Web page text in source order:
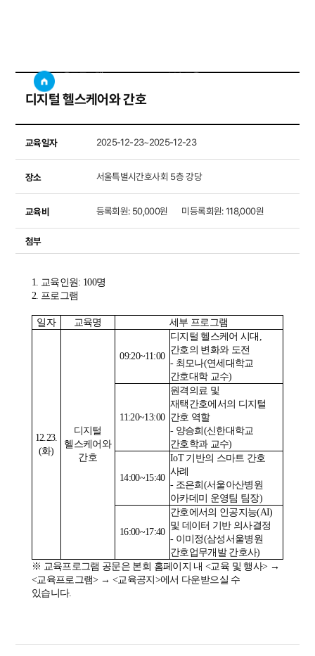
교육프로그램 보수교육
디지털 헬스케어와 간호
교육일자 2025-12-23~2025-12-23
장소 서울특별시간호사회 5층 강당
교육비 등록회원: 50,000원      미등록회원: 118,000원
첨부
1. 교육인원: 100명
2. 프로그램
일자 교육명 세부 프로그램
12.23.
(화)
디지털
헬스케어와
간호
09:20~11:00
디지털 헬스케어 시대 ,
간호의 변화와 도전
- 최모나(연세대학교
간호대학 교수)
11:20~13:00
원격의료 및
재택간호에서의 디지털
간호 역할
- 양승희 (신한대학교
간호학과 교수)
14:00~15:40
IoT 기반의 스마트 간호
사례
- 조은희 (서울아산병원
아카데미 운영팀 팀장)
16:00~17:40
간호에서의 인공지능(AI)
및 데이터 기반 의사결정
- 이미정(삼성서울병원
간호업무개발 간호사)
※ 교육프로그램 공문은 본회 홈페이지 내<교육 및 행사> →
<교육프로그램> → <교육공지 >에서 다운받으실 수
있습니다.